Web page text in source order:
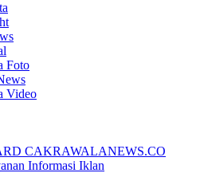
Foto
Video
CAKRAWALANEWS.CO
Informasi Iklan